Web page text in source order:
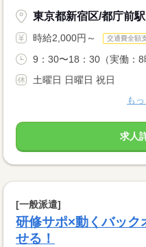
東京都新宿区/都庁前駅
時給2,000円～ 交通費全額
9：30〜18：30（実働：8
土曜日 日曜日 祝日
も
求人
[一般派遣]
研修サポ×動くバック
せる！